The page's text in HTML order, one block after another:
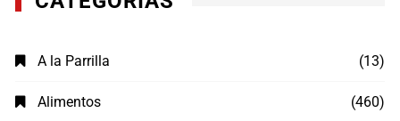
A la Parrilla (13)
Alimentos (460)